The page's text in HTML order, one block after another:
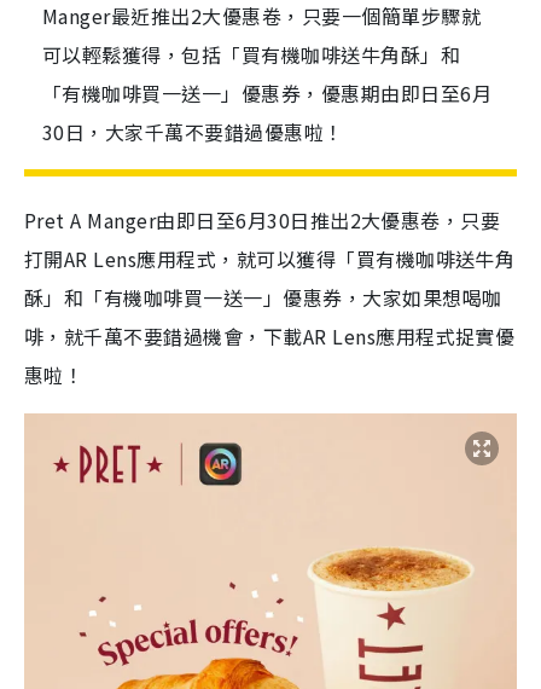
Manger最近推出2大優惠卷，只要一個簡單步驟就
可以輕鬆獲得，包括「買有機咖啡送牛角酥」和
「有機咖啡買一送一」優惠券，優惠期由即日至6月
30日，大家千萬不要錯過優惠啦！
Pret A Manger由即日至6月30日推出2大優惠卷，只要
打開AR Lens應用程式，就可以獲得「買有機咖啡送牛角
酥」和「有機咖啡買一送一」優惠券，大家如果想喝咖
啡，就千萬不要錯過機會，下載AR Lens應用程式捉實優
惠啦！